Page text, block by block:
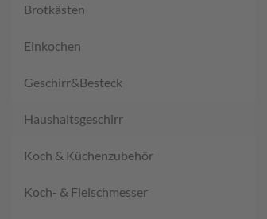
Brotkästen
Einkochen
Geschirr&Besteck
Haushaltsgeschirr
Koch & Küchenzubehör
Koch- & Fleischmesser